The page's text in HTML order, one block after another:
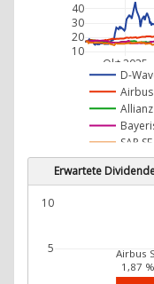
Okt 2025
10
20
30
40
D-
Airbus
Allianz
SAP SE
Erwartete
Airbus
1,87 %
5
10